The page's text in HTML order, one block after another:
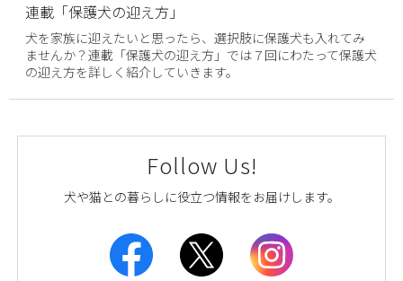
連載「保護犬の迎え方」
犬を家族に迎えたいと思ったら、選択肢に保護犬も入れてみ
ませんか？連載「保護犬の迎え方」では７回にわたって保護犬
の迎え方を詳しく紹介していきます。
Follow Us!
犬や猫との暮らしに役立つ情報をお届けします。